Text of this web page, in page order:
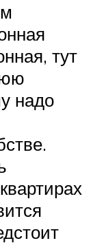
тут
надо